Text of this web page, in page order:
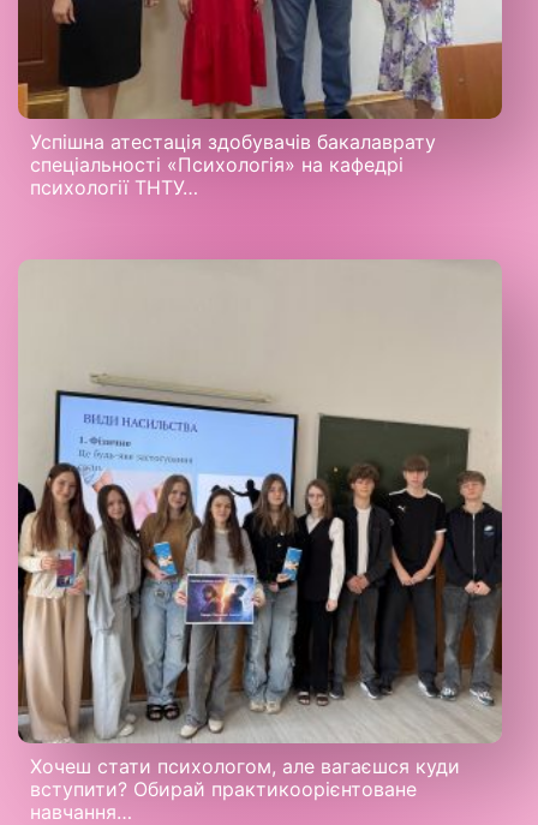
Успішна атестація здобувачів бакалаврату
спеціальності «Психологія» на кафедрі
психології ТНТУ…
Хочеш стати психологом, але вагаєшся куди
вступити? Обирай практикоорієнтоване
навчання…